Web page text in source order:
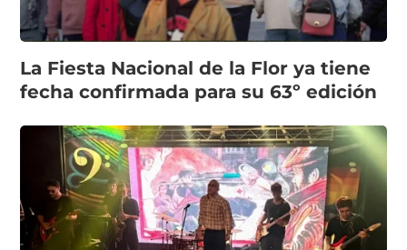
La Fiesta Nacional de la Flor ya tiene
fecha confirmada para su 63º edición